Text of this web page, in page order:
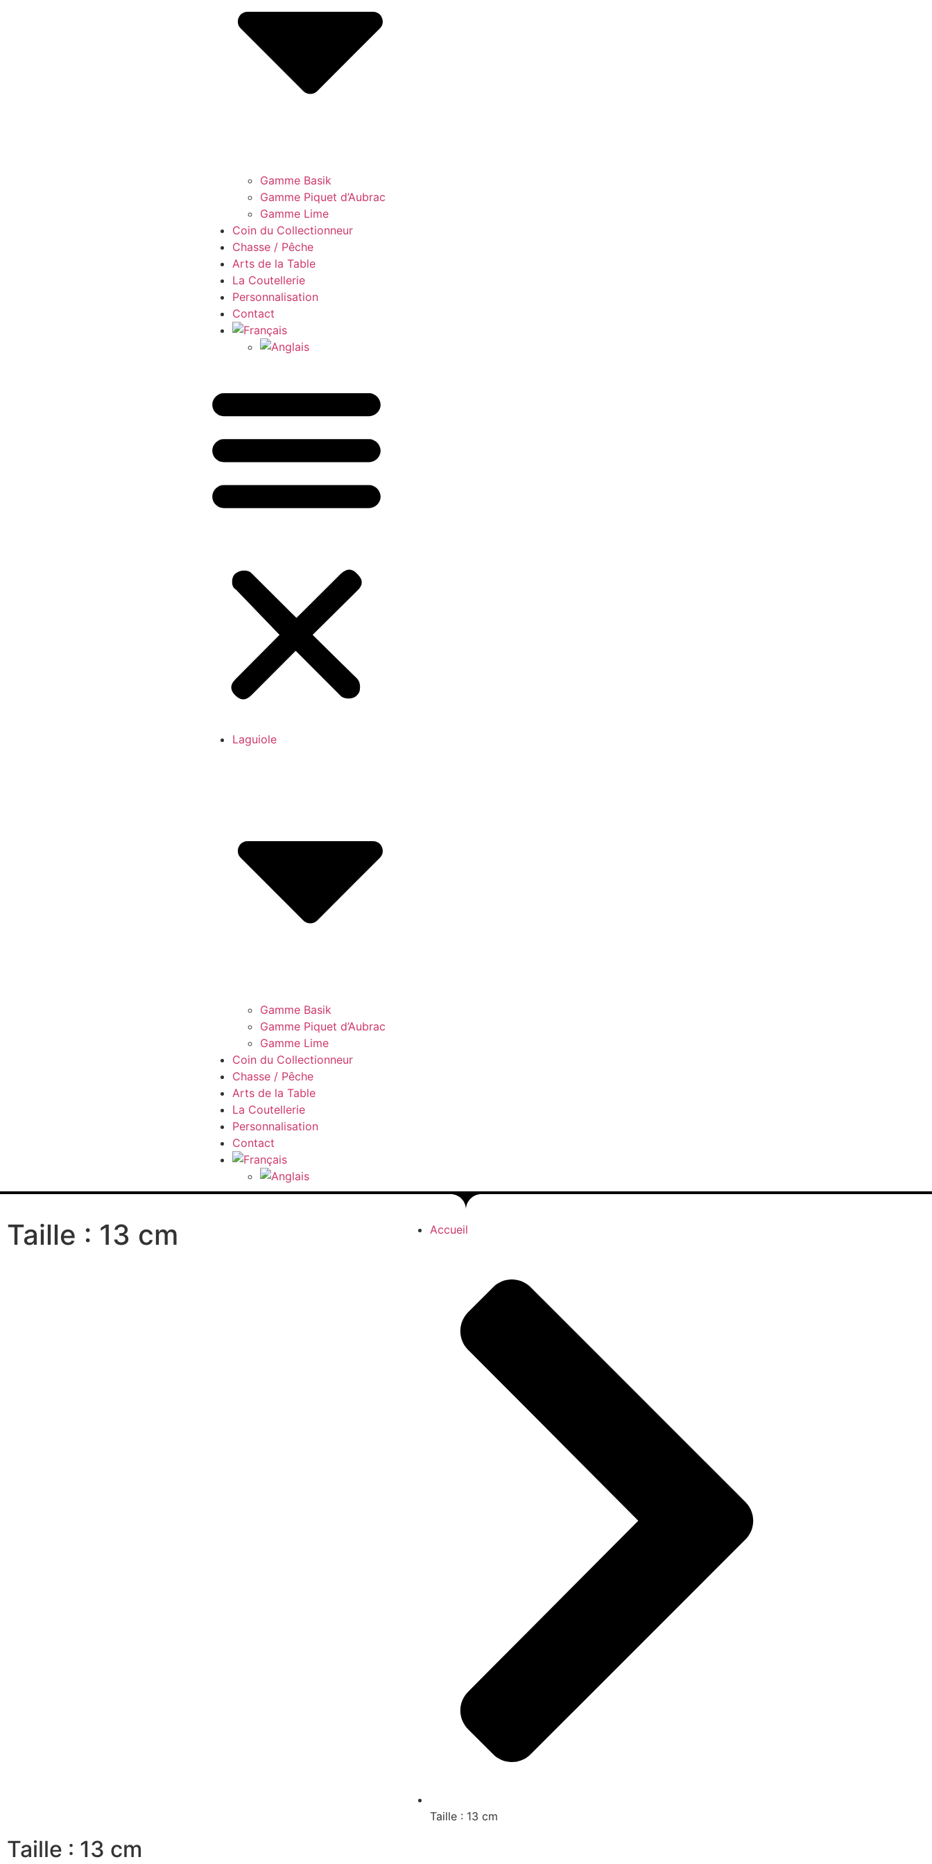
Gamme Basik
Gamme Piquet d’Aubrac
Gamme Lime
Coin du Collectionneur
Chasse / Pêche
Arts de la Table
La Coutellerie
Personnalisation
Contact
Laguiole
Gamme Basik
Gamme Piquet d’Aubrac
Gamme Lime
Coin du Collectionneur
Chasse / Pêche
Arts de la Table
La Coutellerie
Personnalisation
Contact
Taille : 13 cm Accueil
Taille : 13 cm
Taille : 13 cm